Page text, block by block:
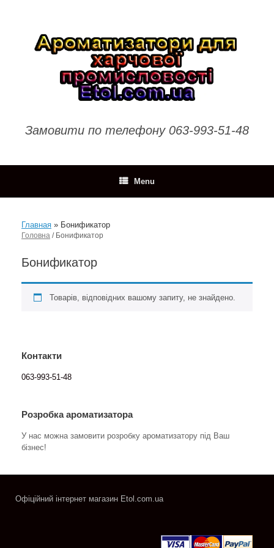
Замовити по телефону 063-993-51-48
Menu
Главная » Бонификатор
Головна / Бонификатор
Бонификатор
Товарів, відповідних вашому запиту, не знайдено.
Контакти
063-993-51-48
Розробка ароматизатора
У нас можна замовити розробку ароматизатору під Ваш
бізнес!
Офіційний інтернет магазин Etol.com.ua